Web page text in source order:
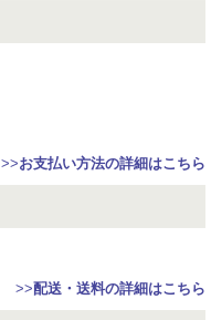
>>お支払い方法の詳細はこちら
>>配送・送料の詳細はこちら